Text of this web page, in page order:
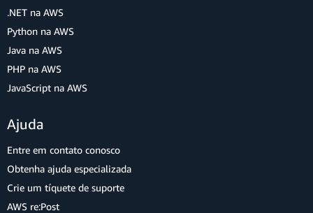
.NET na AWS
Python na AWS
Java na AWS
PHP na AWS
JavaScript na AWS
Ajuda
Entre em contato conosco
Obtenha ajuda especializada
Crie um tíquete de suporte
AWS re:Post